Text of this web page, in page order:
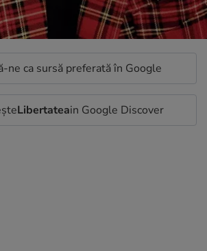
ne ca sursă preferată în Google
Libertateain Google Discover